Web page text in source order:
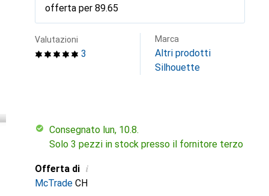
offerta per CHF
89.65
3
Valutazioni Marca
Altri prodotti
Silhouette
Consegnato lun, 10.8.
Solo 3 pezzi in stock presso il fornitore terzo
Offerta di i
McTrade CH